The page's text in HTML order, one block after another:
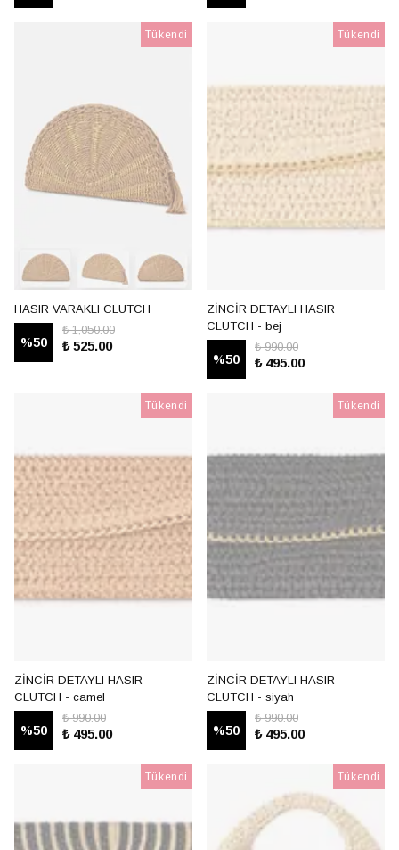
Tükendi
HASIR VARAKLI CLUTCH
%50
₺ 1,050.00
₺ 525.00
Tükendi
ZİNCİR DETAYLI HASIR
CLUTCH - bej
%50
₺ 990.00
₺ 495.00
Tükendi
ZİNCİR DETAYLI HASIR
CLUTCH - camel
%50
₺ 990.00
₺ 495.00
Tükendi
ZİNCİR DETAYLI HASIR
CLUTCH - siyah
%50
₺ 990.00
₺ 495.00
Tükendi Tükendi